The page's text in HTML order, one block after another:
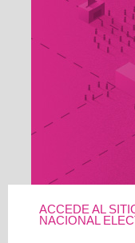
ACCEDE AL
NACIONAL